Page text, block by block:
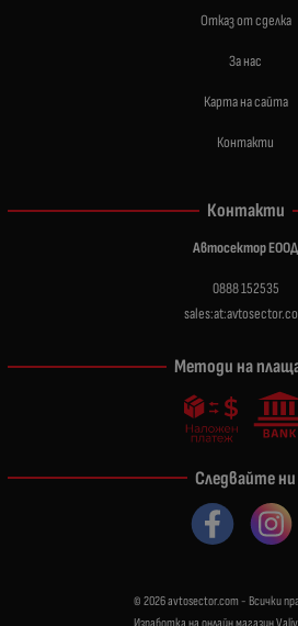
Отказ от сделка
За нас
Карта на сайта
Контакти
Контакти
Автосектор ЕООД
0888 152535
Методи на
Следвайте ни
© 2026avtosector.com - Всички